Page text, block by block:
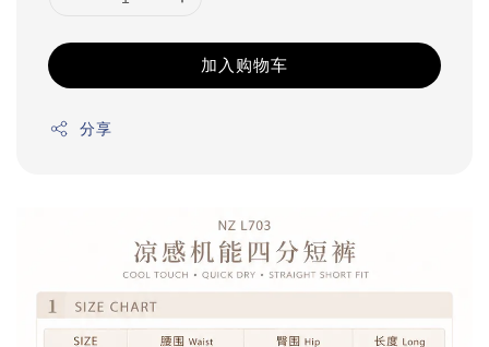
加入购物车
分享